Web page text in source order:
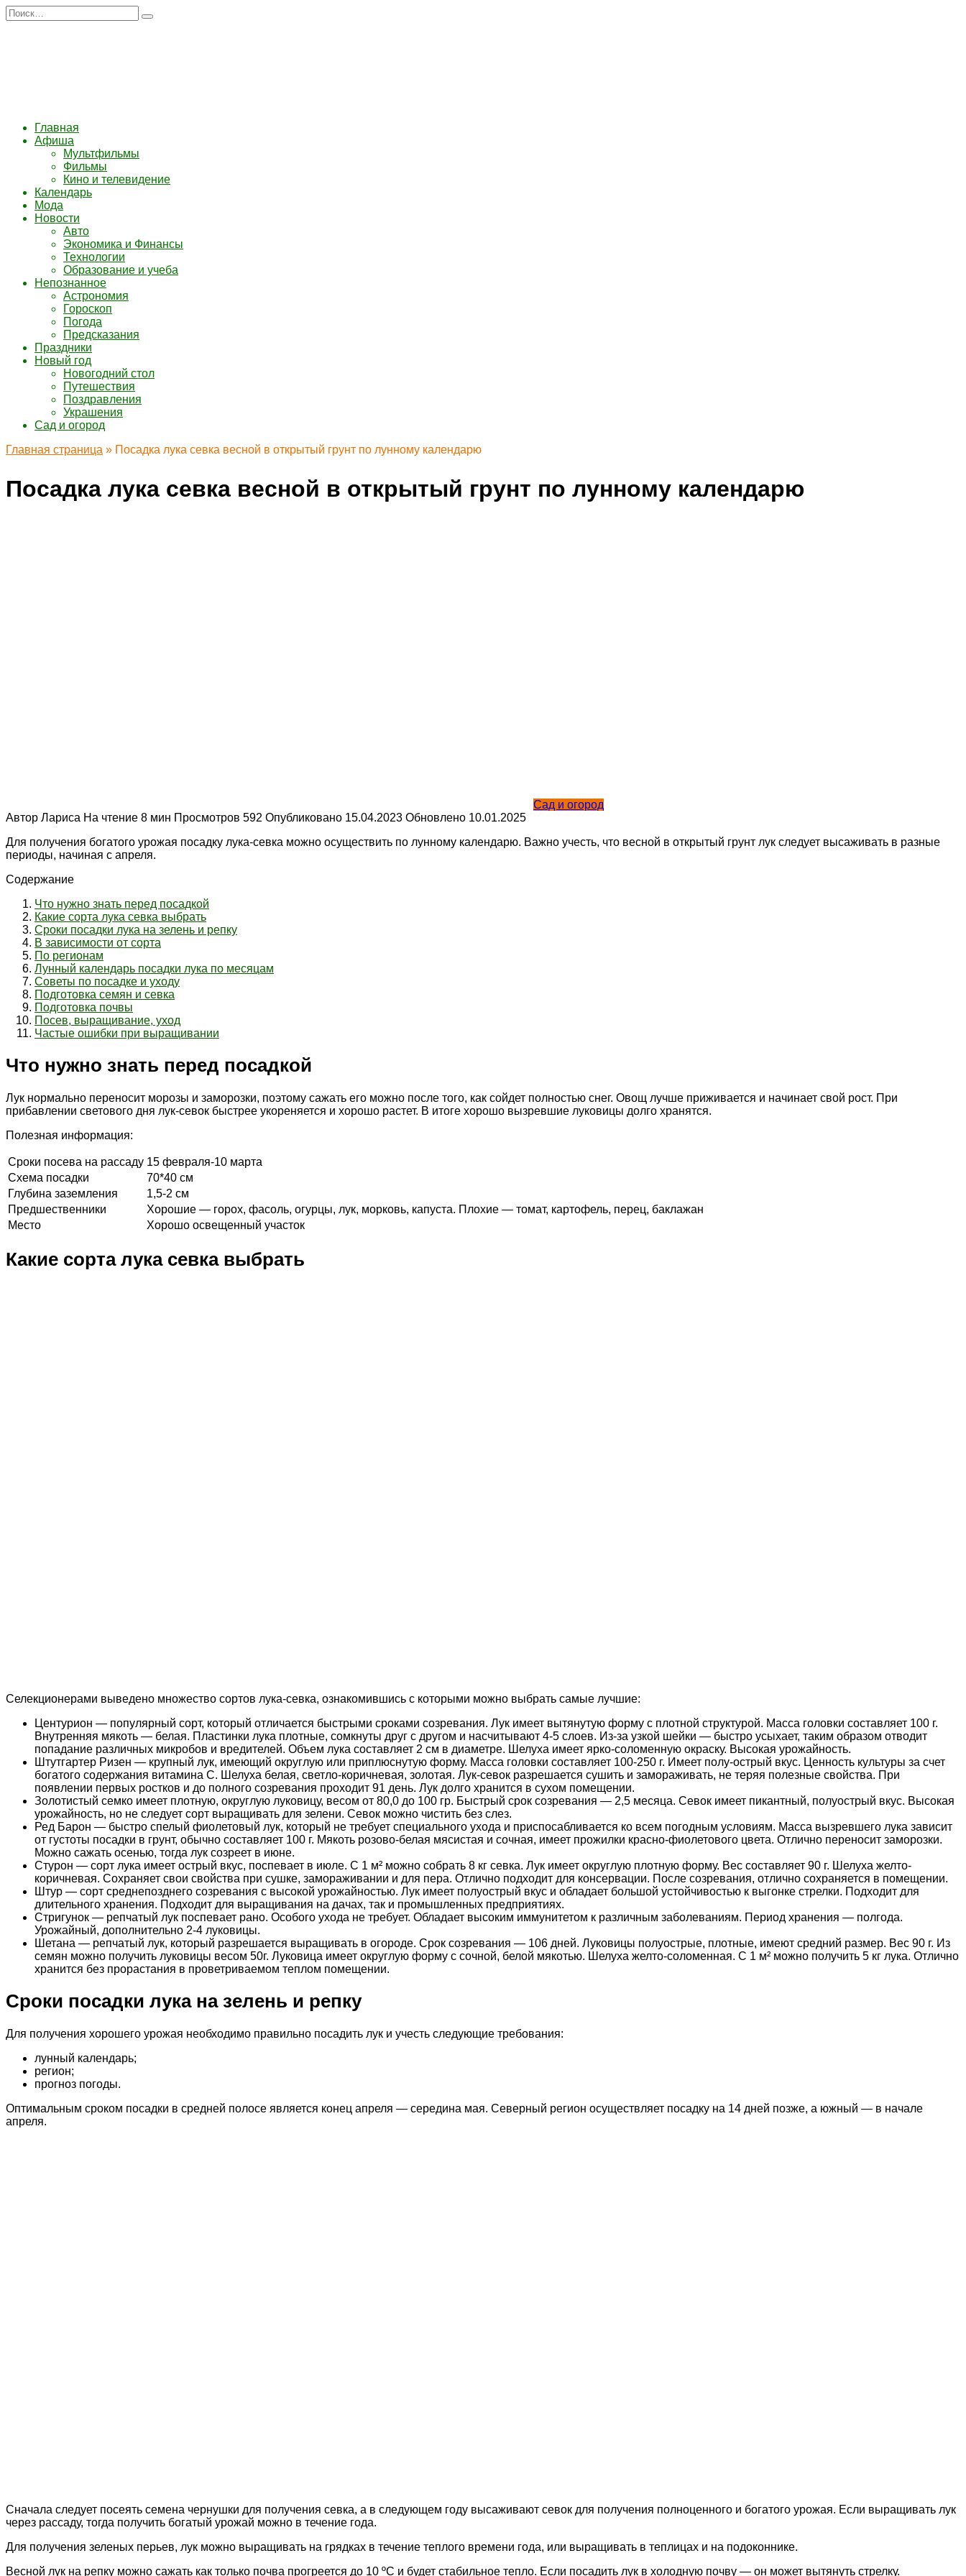
Перейти
к
Search
for:
Главная
Афиша
Мультфильмы
Фильмы
Кино и телевидение
Календарь
Мода
Новости
Авто
Экономика и Финансы
Технологии
Образование и учеба
Непознанное
Астрономия
Гороскоп
Погода
Предсказания
Праздники
Новый год
Новогодний стол
Путешествия
Поздравления
Украшения
Сад и огород
Главная страница » Посадка лука севка весной в открытый грунт по лунному календарю
Посадка лука севка весной в открытый грунт по лунному календарю
Сад и огород
Автор Лариса На чтение 8 мин Просмотров 592 Опубликовано 15.04.2023 Обновлено 10.01.2025
Для получения богатого урожая посадку лука-севка можно осуществить по лунному календарю. Важно учесть, что весной в открытый грунт лук следует высаживать в разные
периоды, начиная с апреля.
Содержание
Что нужно знать перед посадкой
Какие сорта лука севка выбрать
Сроки посадки лука на зелень и репку
В зависимости от сорта
По регионам
Лунный календарь посадки лука по месяцам
Советы по посадке и уходу
Подготовка семян и севка
Подготовка почвы
Посев, выращивание, уход
Частые ошибки при выращивании
Что нужно знать перед посадкой
Лук нормально переносит морозы и заморозки, поэтому сажать его можно после того, как сойдет полностью снег. Овощ лучше приживается и начинает свой рост. При
прибавлении светового дня лук-севок быстрее укореняется и хорошо растет. В итоге хорошо вызревшие луковицы долго хранятся.
Полезная информация:
Сроки посева на рассаду 15 февраля-10 марта
Схема посадки
70*40 см
Глубина заземления
1,5-2 см
Предшественники
Хорошие — горох, фасоль, огурцы, лук, морковь, капуста. Плохие — томат, картофель, перец, баклажан
Место
Хорошо освещенный участок
Какие сорта лука севка выбрать
Селекционерами выведено множество сортов лука-севка, ознакомившись с которыми можно выбрать самые лучшие:
Центурион — популярный сорт, который отличается быстрыми сроками созревания. Лук имеет вытянутую форму с плотной структурой. Масса головки составляет 100 г.
Внутренняя мякоть — белая. Пластинки лука плотные, сомкнуты друг с другом и насчитывают 4-5 слоев. Из-за узкой шейки — быстро усыхает, таким образом отводит
попадание различных микробов и вредителей. Объем лука составляет 2 см в диаметре. Шелуха имеет ярко-соломенную окраску. Высокая урожайность.
Штутгартер Ризен — крупный лук, имеющий округлую или приплюснутую форму. Масса головки составляет 100-250 г. Имеет полу-острый вкус. Ценность культуры за счет
богатого содержания витамина С. Шелуха белая, светло-коричневая, золотая. Лук-севок разрешается сушить и замораживать, не теряя полезные свойства. При
появлении первых ростков и до полного созревания проходит 91 день. Лук долго хранится в сухом помещении.
Золотистый семко имеет плотную, округлую луковицу, весом от 80,0 до 100 гр. Быстрый срок созревания — 2,5 месяца. Севок имеет пикантный, полуострый вкус. Высокая
урожайность, но не следует сорт выращивать для зелени. Севок можно чистить без слез.
Ред Барон — быстро спелый фиолетовый лук, который не требует специального ухода и приспосабливается ко всем погодным условиям. Масса вызревшего лука зависит
от густоты посадки в грунт, обычно составляет 100 г. Мякоть розово-белая мясистая и сочная, имеет прожилки красно-фиолетового цвета. Отлично переносит заморозки.
Можно сажать осенью, тогда лук созреет в июне.
Стурон — сорт лука имеет острый вкус, поспевает в июле. С 1 м² можно собрать 8 кг севка. Лук имеет округлую плотную форму. Вес составляет 90 г. Шелуха желто-
коричневая. Сохраняет свои свойства при сушке, замораживании и для пера. Отлично подходит для консервации. После созревания, отлично сохраняется в помещении.
Штур — сорт среднепозднего созревания с высокой урожайностью. Лук имеет полуострый вкус и обладает большой устойчивостью к выгонке стрелки. Подходит для
длительного хранения. Подходит для выращивания на дачах, так и промышленных предприятиях.
Стригунок — репчатый лук поспевает рано. Особого ухода не требует. Обладает высоким иммунитетом к различным заболеваниям. Период хранения — полгода.
Урожайный, дополнительно 2-4 луковицы.
Шетана — репчатый лук, который разрешается выращивать в огороде. Срок созревания — 106 дней. Луковицы полуострые, плотные, имеют средний размер. Вес 90 г. Из
семян можно получить луковицы весом 50г. Луковица имеет округлую форму с сочной, белой мякотью. Шелуха желто-соломенная. С 1 м² можно получить 5 кг лука. Отлично
хранится без прорастания в проветриваемом теплом помещении.
Сроки посадки лука на зелень и репку
Для получения хорошего урожая необходимо правильно посадить лук и учесть следующие требования:
лунный календарь;
регион;
прогноз погоды.
Оптимальным сроком посадки в средней полосе является конец апреля — середина мая. Северный регион осуществляет посадку на 14 дней позже, а южный — в начале
апреля.
Сначала следует посеять семена чернушки для получения севка, а в следующем году высаживают севок для получения полноценного и богатого урожая. Если выращивать лук
через рассаду, тогда получить богатый урожай можно в течение года.
Для получения зеленых перьев, лук можно выращивать на грядках в течение теплого времени года, или выращивать в теплицах и на подоконнике.
Весной лук на репку можно сажать как только почва прогреется до 10 ºC и будет стабильное тепло. Если посадить лук в холодную почву — он может вытянуть стрелку.